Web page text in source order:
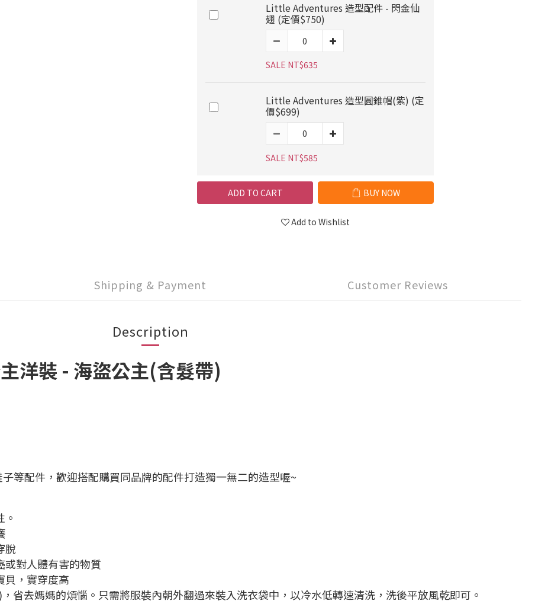
Little Adventures 造型配件 - 閃金仙
翅 (定價$750)
SALE NT$635
Little Adventures 造型圓錐帽(紫) (定
價$699)
SALE NT$585
ADD TO CART BUY NOW
Add to Wishlist
Shipping & Payment Customer Reviews
Description
洋裝 - 海盜公主(含髮帶)
等配件， 歡迎搭配購買同品牌的配件打造獨一無二的造型喔~
脫
或對人體有害的物質
貝，實穿度高
) ，省去媽媽的煩惱。只需將服裝內朝外翻過來裝入洗衣袋中，以冷水低轉速清洗，洗後平放風乾即可。